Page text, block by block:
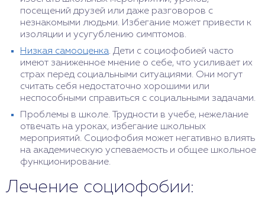
посещений друзей или даже разговоров с
незнакомыми людьми. Избегание может привести к
изоляции и усугублению симптомов.
Низкая самооценка. Дети с социофобией часто
имеют заниженное мнение о себе, что усиливает их
страх перед социальными ситуациями. Они могут
считать себя недостаточно хорошими или
неспособными справиться с социальными задачами.
Проблемы в школе. Трудности в учебе, нежелание
отвечать на уроках, избегание школьных
мероприятий. Социофобия может негативно влиять
на академическую успеваемость и общее школьное
функционирование.
Лечение социофобии: